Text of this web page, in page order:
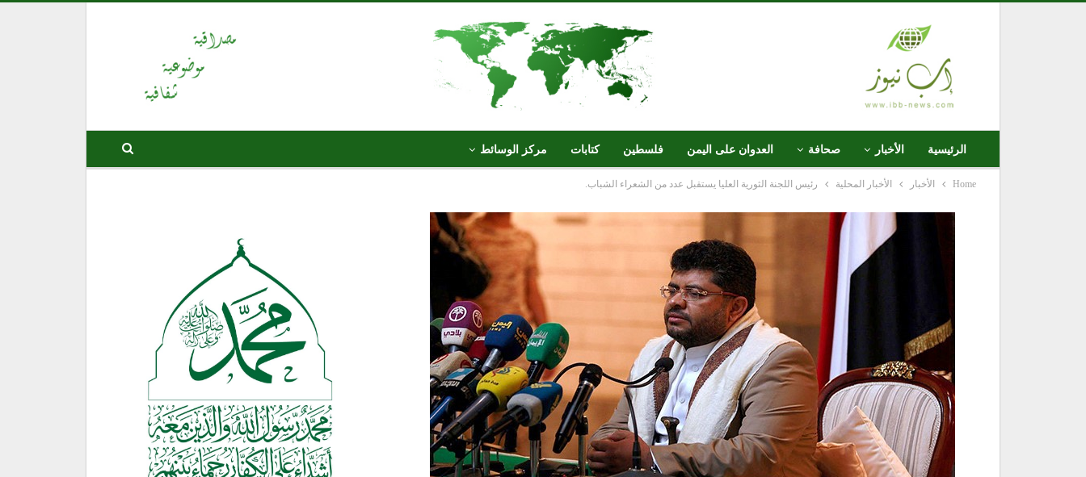
الرئيسية الأخبار صحافة العدوان على اليمن فلسطين كتابات مركز الوسائط
Home الأخبار الأخبار المحلية رئيس اللجنة الثورية العليا يستقبل عدد من الشعراء الشباب.